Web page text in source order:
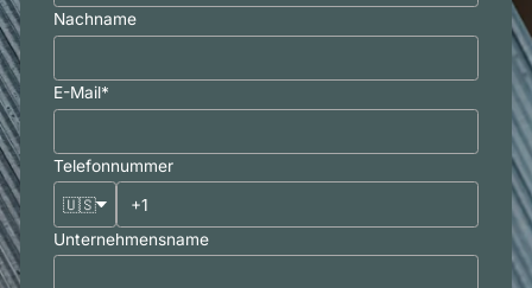
Nachname
E-Mail*
Telefonnummer
🇺🇸
Unternehmensname